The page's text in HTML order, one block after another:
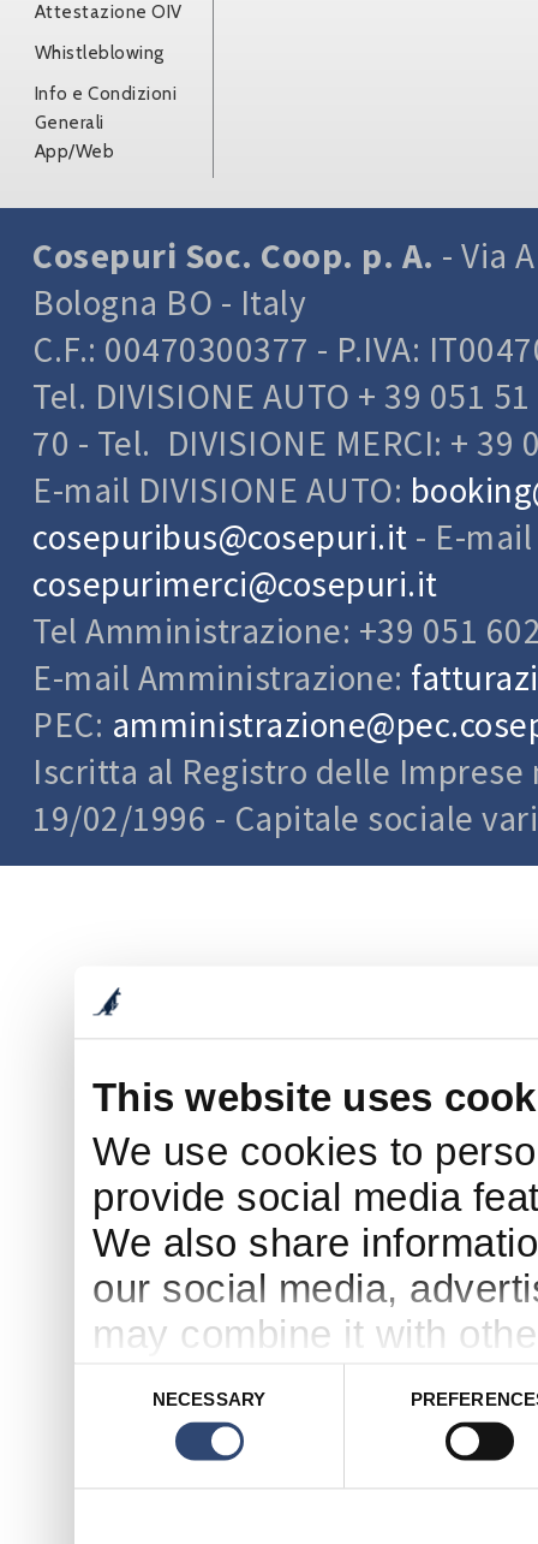
This website uses
We use cookies to
provide social media
We also share
our social media,
may combine it with
to them or that they’ve
services.
NECESSARY
Attestazione OIV
Whistleblowing
Info e Condizioni
Generali
App/Web
Cosepuri Soc. Coop. p. A. - Via
Bologna BO - Italy
C.F.: 00470300377 - P.IVA:
Tel. DIVISIONE AUTO + 39 051
70 - Tel. DIVISIONE MERCI: + 39
E-mail DIVISIONE AUTO:
cosepuribus@cosepuri.it - E-mail
cosepurimerci@cosepuri.it
Tel Amministrazione: +39 051
E-mail Amministrazione:
PEC:
Iscritta al Registro delle Imprese
19/02/1996 - Capitale sociale